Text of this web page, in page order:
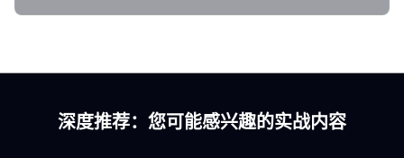
深度推荐：您可能感兴趣的实战内容